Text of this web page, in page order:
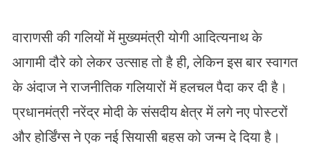
वाराणसी की गलियों में मुख्यमंत्री योगी आदित्यनाथ के
आगामी दौरे को लेकर उत्साह तो है ही, लेकिन इस बार स्वागत
के अंदाज ने राजनीतिक गलियारों में हलचल पैदा कर दी है।
प्रधानमंत्री नरेंद्र मोदी के संसदीय क्षेत्र में लगे नए पोस्टरों
और होर्डिंग्स ने एक नई सियासी बहस को जन्म दे दिया है।